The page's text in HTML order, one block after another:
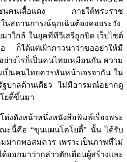
ชนคนเสื้อแดง ภายใต้พระราช
นสถานการณ์ฉุกเฉินต้องคอยระวัง
าใกล้ ในยุคที่ทีวีเสรีถูกปิด เว็บไซต์
ก็ได้แต่เฝ้าภาวนาว่าขออย่าให้มี
ย่างไรก็เป็นคนไทยเหมือนกัน ความ
ป็นคนไทยควรหันหน้าเจรจากัน ใน
ฐบาลด้านเดียว ไม่มีอารมณ์อยากดู
ยตี้ขึ้นมา
หน้าหนึ่งหนังสือพิมพ์เรื่องพระ
ะนี้คือ “ขุนแผนโคโยตี้” นั้น ได้รับ
มากพอสมควร เพราะเป็นภาพที่ไม่
อกมาว่ากล่าวตักเตือนผู้สร้างและ